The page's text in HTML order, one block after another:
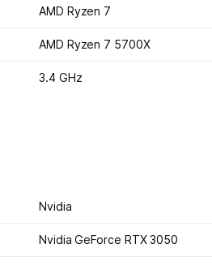
AMD Ryzen 7
AMD Ryzen 7 5700X
3.4 GHz
Nvidia
Nvidia GeForce RTX 3050